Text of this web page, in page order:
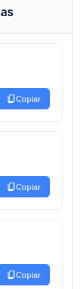
content_copyCopiar
content_copyCopiar
content_copyCopiar